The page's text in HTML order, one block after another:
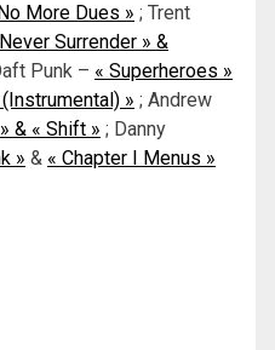
More Dues » ; Trent
Surrender » &
Punk – « Superheroes »
» ; Andrew
& « Shift » ; Danny
» & « Chapter I Menus »